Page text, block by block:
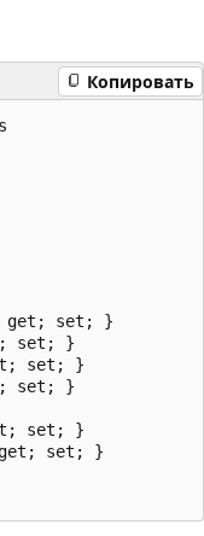
Копировать
get; set; }
set; }
set; }
set; }
set; }
set; }